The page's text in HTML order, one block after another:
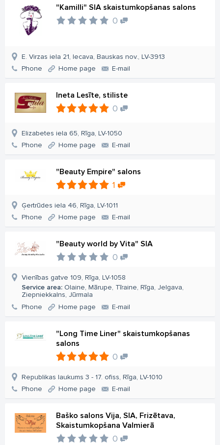
"Kamilli" SIA skaistumkopšanas salons
0
E. Virzas iela 21, Iecava, Bauskas nov., LV-3913
Phone
Home page E-mail
Ineta Lesīte, stiliste
0
Elizabetes iela 65, Rīga, LV-1050
Phone
Home page E-mail
"Beauty Empire" salons
1
Ģertrūdes iela 46, Rīga, LV-1011
Phone
Home page E-mail
"Beauty world by Vita" SIA
0
Vienības gatve 109, Rīga, LV-1058
Service area: Olaine, Mārupe, Tīraine, Rīga, Jelgava,
Ziepniekkalns, Jūrmala
Phone
Home page E-mail
"Long Time Liner" skaistumkopšanas
salons
0
Republikas laukums 3 - 17. ofiss, Rīga, LV-1010
Phone
Home page E-mail
Baško salons Vija, SIA, Frizētava,
Skaistumkopšana Valmierā
0